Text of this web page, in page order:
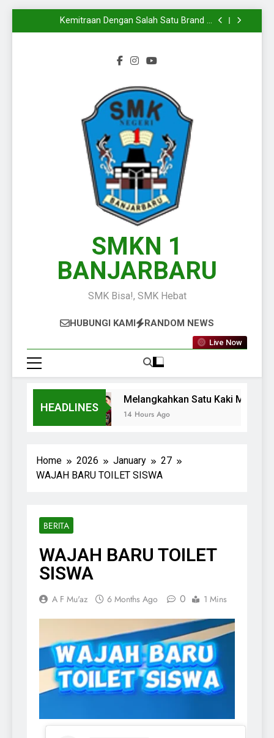
Mengiringi
Melangkahkan Satu Kaki Menuju Dunia Kerja
Yang Sesungguhnya
Kemitraan Dengan Salah Satu Brand di
Kalimantan Selatan
Wakili Kalimantan Selatan pada Presentasi
Melangkahkan Satu Kaki Menuju Dunia Kerja
Yang Sesungguhnya
Kemitraan Dengan Salah Satu Brand di
KPLB BKN Periode Agustus 2026
Langkah Baru Dimulai, Semangat Baru Pun
Mengiringi
SMKN 1
BANJARBARU
SMK Bisa!, SMK Hebat
HUBUNGI KAMI RANDOM NEWS
Live Now
HEADLINES
Melangkahkan Satu Kaki Menuju
14 Hours Ago
Home 2026 January
27
WAJAH BARU TOILET SISWA
BERITA
WAJAH BARU TOILET
SISWA
A F Mu'az 6 Months Ago 0 1 Mins